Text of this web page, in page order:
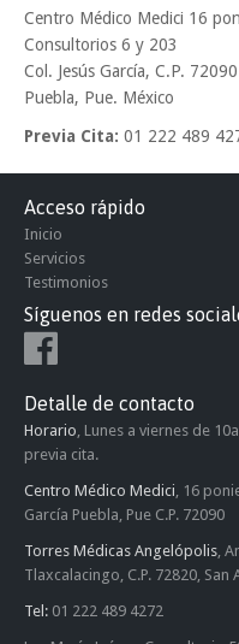
Centro Médico Medici 16
Consultorios 6 y 203
Col. Jesús García, C.P. 72090
Puebla, Pue. México
Previa Cita: 01 222 489
Acceso rápido
Inicio
Servicios
Testimonios
Síguenos en redes
Detalle de contacto
Horario , Lunes a viernes de
previa cita.
Centro Médico Medici , 16
García Puebla, Pue C.P. 72090
Torres Médicas Angelópolis ,
Tlaxcalacingo, C.P. 72820, San
Tel: 01 222 489 4272